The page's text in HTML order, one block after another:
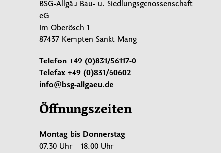
BSG-Allgäu Bau- u. Siedlungsgenossenschaft
eG
Im Oberösch 1
87437 Kempten-Sankt Mang
Telefon +49 (0)831/56117-0
Telefax +49 (0)831/60602
info@bsg-allgaeu.de
Öffnungszeiten
Montag bis Donnerstag
07.30 Uhr – 18.00 Uhr